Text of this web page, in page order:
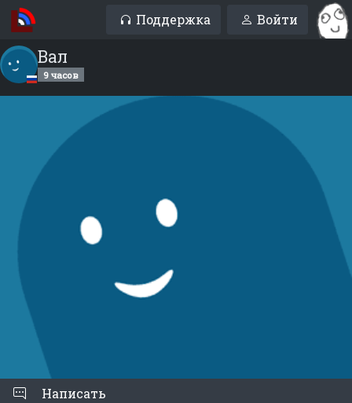
Поддержка Войти
Вал
9 часов
Написать